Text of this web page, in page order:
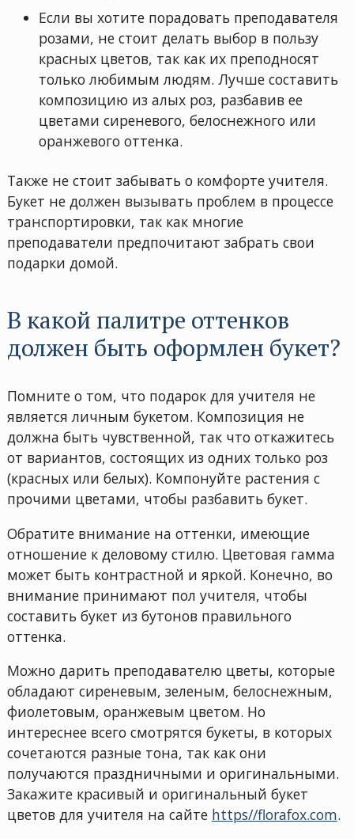
Если вы хотите порадовать преподавателя
розами, не стоит делать выбор в пользу
красных цветов, так как их преподносят
только любимым людям. Лучше составить
композицию из алых роз, разбавив ее
цветами сиреневого, белоснежного или
оранжевого оттенка.
Также не стоит забывать о комфорте учителя.
Букет не должен вызывать проблем в процессе
транспортировки, так как многие
преподаватели предпочитают забрать свои
подарки домой.
В какой палитре оттенков
должен быть оформлен букет?
Помните о том, что подарок для учителя не
является личным букетом. Композиция не
должна быть чувственной, так что откажитесь
от вариантов, состоящих из одних только роз
(красных или белых). Компонуйте растения с
прочими цветами, чтобы разбавить букет.
Обратите внимание на оттенки, имеющие
отношение к деловому стилю. Цветовая гамма
может быть контрастной и яркой. Конечно, во
внимание принимают пол учителя, чтобы
составить букет из бутонов правильного
оттенка.
Можно дарить преподавателю цветы, которые
обладают сиреневым, зеленым, белоснежным,
фиолетовым, оранжевым цветом. Но
интереснее всего смотрятся букеты, в которых
сочетаются разные тона, так как они
получаются праздничными и оригинальными.
Закажите красивый и оригинальный букет
цветов для учителя на сайте https//florafox.com.